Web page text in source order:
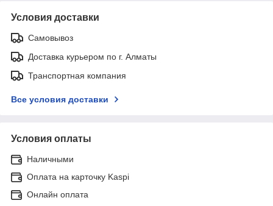
Условия доставки
Самовывоз
Доставка курьером по г. Алматы
Транспортная компания
Все условия доставки
Условия оплаты
Наличными
Оплата на карточку Kaspi
Онлайн оплата